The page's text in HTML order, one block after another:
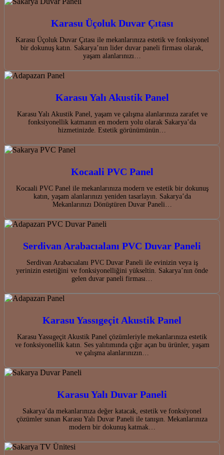
Karasu Üçoluk Duvar Çıtası
Karasu Üçoluk Duvar Çıtası ile mekanlarınıza estetik ve fonksiyonel
bir dokunuş katın. Sakarya’nın lider duvar paneli firması olarak,
yaşam alanlarınızı…
Karasu Yalı Akustik Panel
Karasu Yalı Akustik Panel, yaşam ve çalışma alanlarınıza zarafet ve
fonksiyonellik katmanın en modern yolu olarak Sakarya’da
hizmetinizde. Estetik görünümünün…
Kocaali PVC Panel
Kocaali PVC Panel ile mekanlarınıza modern ve estetik bir dokunuş
katın, yaşam alanlarınızı yeniden tasarlayın. Sakarya’da
Mekanlarınızı Dönüştüren Duvar Paneli…
Serdivan Arabacıalanı PVC Duvar Paneli
Serdivan Arabacıalanı PVC Duvar Paneli ile evinizin veya iş
yerinizin estetiğini ve fonksiyonelliğini yükseltin. Sakarya’nın önde
gelen duvar paneli firması…
Karasu Yassıgeçit Akustik Panel
Karasu Yassıgeçit Akustik Panel çözümleriyle mekanlarınıza estetik
ve fonksiyonellik katın. Ses yalıtımında çığır açan bu ürünler, yaşam
ve çalışma alanlarınızın…
Karasu Yalı Duvar Paneli
Sakarya’da mekanlarınıza değer katacak, estetik ve fonksiyonel
çözümler sunan Karasu Yalı Duvar Paneli ile tanışın. Mekanlarınıza
modern bir dokunuş katmak…